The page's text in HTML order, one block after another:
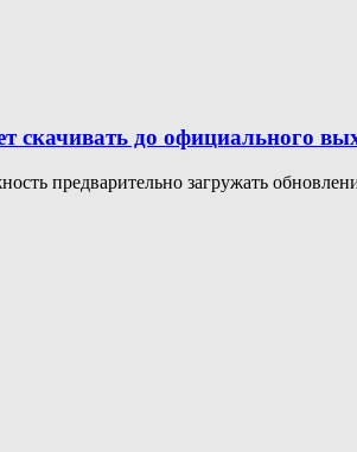
скачивать до официального
предварительно загружать